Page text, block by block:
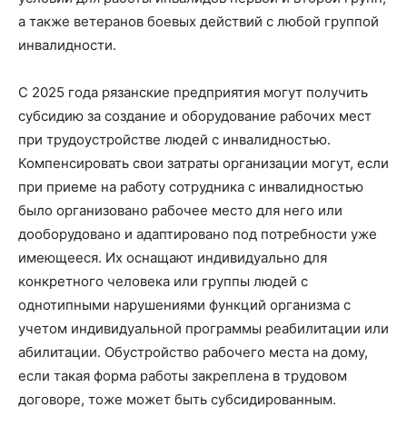
а также ветеранов боевых действий с любой группой
инвалидности.
С 2025 года рязанские предприятия могут получить
субсидию за создание и оборудование рабочих мест
при трудоустройстве людей с инвалидностью.
Компенсировать свои затраты организации могут, если
при приеме на работу сотрудника с инвалидностью
было организовано рабочее место для него или
дооборудовано и адаптировано под потребности уже
имеющееся. Их оснащают индивидуально для
конкретного человека или группы людей с
однотипными нарушениями функций организма с
учетом индивидуальной программы реабилитации или
абилитации. Обустройство рабочего места на дому,
если такая форма работы закреплена в трудовом
договоре, тоже может быть субсидированным.